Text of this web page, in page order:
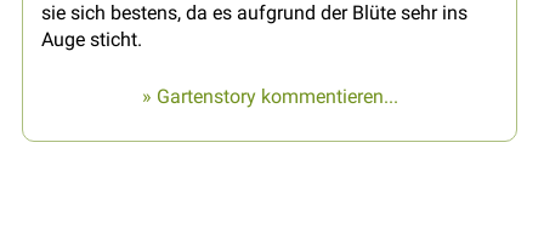
sie sich bestens, da es aufgrund der Blüte sehr ins
Auge sticht.
» Gartenstory kommentieren...